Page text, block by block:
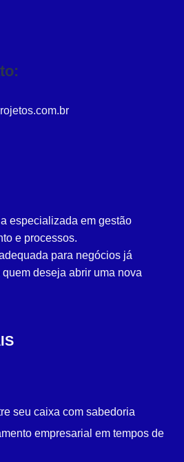
especializada em gestão
e processos.
para negócios já
deseja abrir uma nova
seu caixa com sabedoria
empresarial em tempos de